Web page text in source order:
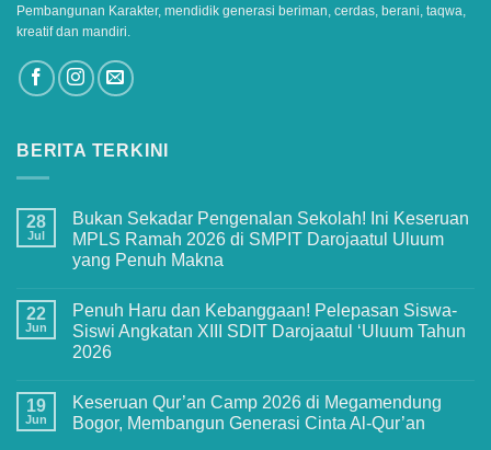
Pembangunan Karakter, mendidik generasi beriman, cerdas, berani, taqwa,
kreatif dan mandiri.
BERITA TERKINI
28
Jul
Bukan Sekadar Pengenalan Sekolah! Ini Keseruan
MPLS Ramah 2026 di SMPIT Darojaatul Uluum
yang Penuh Makna
on
Bukan
Sekadar
Pengenalan
Keseruan
MPLS
Ramah
22
Jun
Penuh Haru dan Kebanggaan! Pelepasan Siswa-
Siswi Angkatan XIII SDIT Darojaatul ‘Uluum Tahun
2026
on
Penuh
Haru
19
Jun
Keseruan Qur’an Camp 2026 di Megamendung
Bogor, Membangun Generasi Cinta Al-Qur’an